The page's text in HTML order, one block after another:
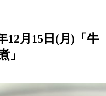
12月15日(月)「牛
」